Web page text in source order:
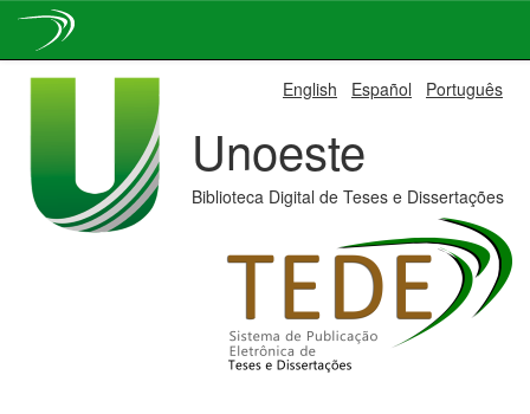
English Español Português
Unoeste
Biblioteca Digital de Teses e Dissertações